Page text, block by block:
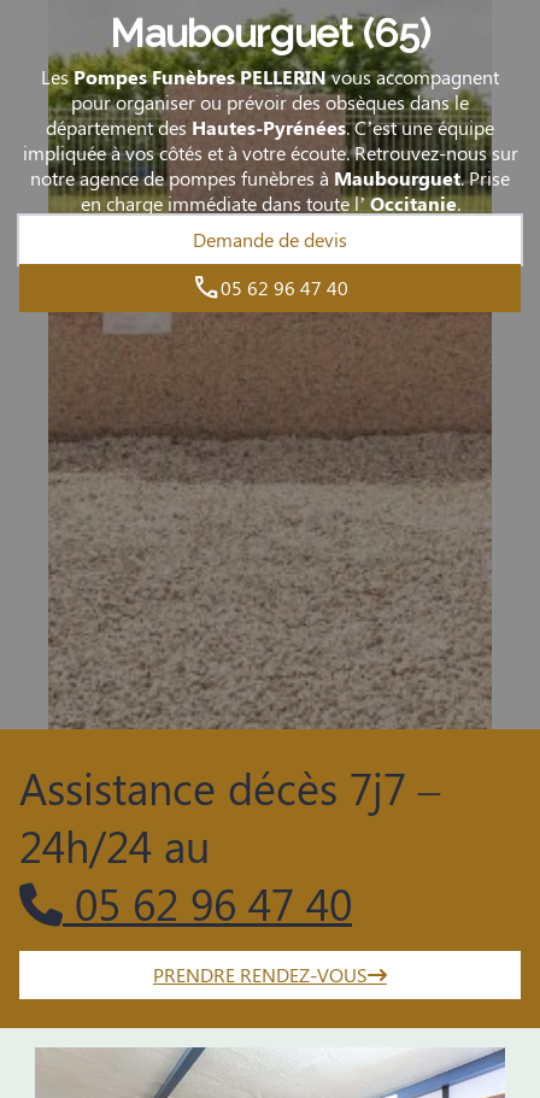
Maubourguet (65)
LesPompes Funèbres PELLERINvous accompagnent
pour organiser ou prévoir des obsèques dans le
département des Hautes-Pyrénées. C’est une équipe
impliquée à vos côtés et à votre écoute. Retrouvez-nous sur
notre agence de pompes funèbres à Maubourguet. Prise
en charge immédiate dans toute l’Occitanie.
Demande de devis
05 62 96 47 40
Assistance décès 7j7 –
24h/24 au
05 62 96 47 40
PRENDRE RENDEZ-VOUS